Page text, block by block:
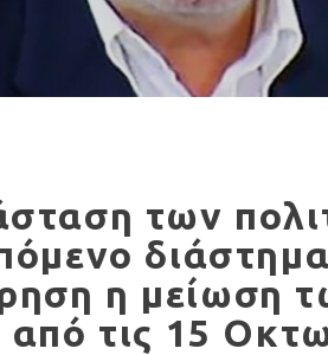
των
η μείωση
τις 15